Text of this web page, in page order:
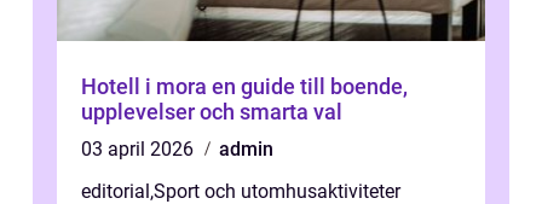
Hotell i mora en guide till boende,
upplevelser och smarta val
03 april 2026
admin
editorial,Sport och utomhusaktiviteter